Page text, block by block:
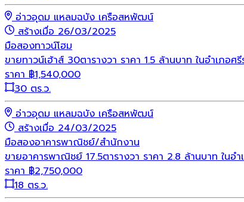
อ่าวอุดม แหลมฉบัง เครือสหพัฒน์
สร้างเมื่อ 26/03/2025
มือสองทาวน์โฮม
ขายทาวน์เฮ้าส์ 30ตารางวา ราคา 1.5 ล้านบาท ในอำเภอศ
ราคา ฿1,540,000
30 ตร.ว.
อ่าวอุดม แหลมฉบัง เครือสหพัฒน์
สร้างเมื่อ 24/03/2025
มือสองอาคารพาณิชย์/สำนักงาน
ขายอาคารพาณิชย์ 17.5ตารางวา ราคา 2.8 ล้านบาท ในอ
ราคา ฿2,750,000
18 ตร.ว.